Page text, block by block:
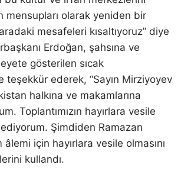
mensupları olarak yeniden bir
mesafeleri kısaltıyoruz” diye
Erdoğan, şahsına ve
gösterilen sıcak
teşekkür ederek, “Sayın Mirziyoyev
halkına ve makamlarına
Toplantımızın hayırlara vesile
Şimdiden Ramazan
âlemi için hayırlara vesile olmasını
kullandı.